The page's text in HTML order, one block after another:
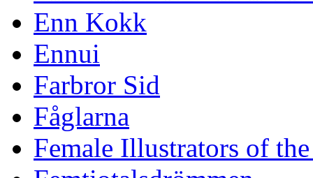
Enn Kokk
Ennui
Farbror Sid
Fåglarna
Female Illustrators of